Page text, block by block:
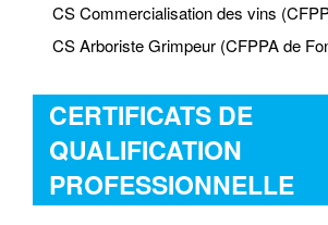
CS Commercialisation des vins
CS Arboriste Grimpeur (CFPPA de
CERTIFICATS DE
QUALIFICATION
PROFESSIONNELLE